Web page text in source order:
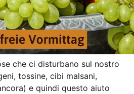
che ci dis­tur­ba­no sul nos­tro
tos­si­ne, cibi mal­sa­ni,
e quin­di ques­to aiuto